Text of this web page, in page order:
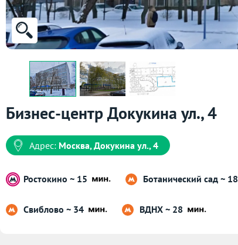
Бизнес-центр Докукина ул., 4
Адрес: Москва, Докукина ул., 4
Ростокино ~ 15 Ботанический сад ~ 18
Свиблово ~ 34 ВДНХ ~ 28